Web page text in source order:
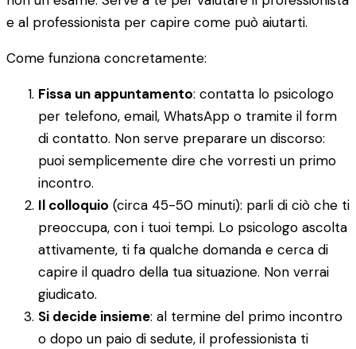
e al professionista per capire come può aiutarti.
Come funziona concretamente:
Fissa un appuntamento: contatta lo psicologo
per telefono, email, WhatsApp o tramite il form
di contatto. Non serve preparare un discorso:
puoi semplicemente dire che vorresti un primo
incontro.
Il colloquio (circa 45-50 minuti): parli di ciò che ti
preoccupa, con i tuoi tempi. Lo psicologo ascolta
attivamente, ti fa qualche domanda e cerca di
capire il quadro della tua situazione. Non verrai
giudicato.
Si decide insieme: al termine del primo incontro
o dopo un paio di sedute, il professionista ti